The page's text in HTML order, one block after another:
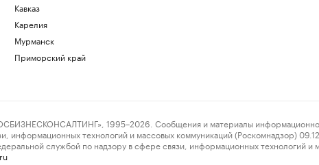
—
Кавказ
Карелия
Мурманск
Приморский край
1995–2026. Сообщения и материалы информационного
информационных технологий и массовых коммуникаций (Роскомнадзор)
службой по надзору в сфере связи, информационных